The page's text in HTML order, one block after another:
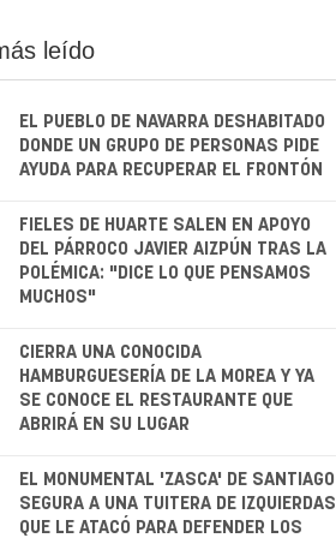
leído
EL PUEBLO DE NAVARRA DESHABITADO
DONDE UN GRUPO DE PERSONAS PIDE
AYUDA PARA RECUPERAR EL FRONTÓN
FIELES DE HUARTE SALEN EN APOYO
DEL PÁRROCO JAVIER AIZPÚN TRAS LA
POLÉMICA: "DICE LO QUE PENSAMOS
MUCHOS"
CIERRA UNA CONOCIDA
HAMBURGUESERÍA DE LA MOREA Y YA
SE CONOCE EL RESTAURANTE QUE
ABRIRÁ EN SU LUGAR
EL MONUMENTAL 'ZASCA' DE SANTIAGO
SEGURA A UNA TUITERA DE IZQUIERDAS
QUE LE ATACÓ PARA DEFENDER LOS